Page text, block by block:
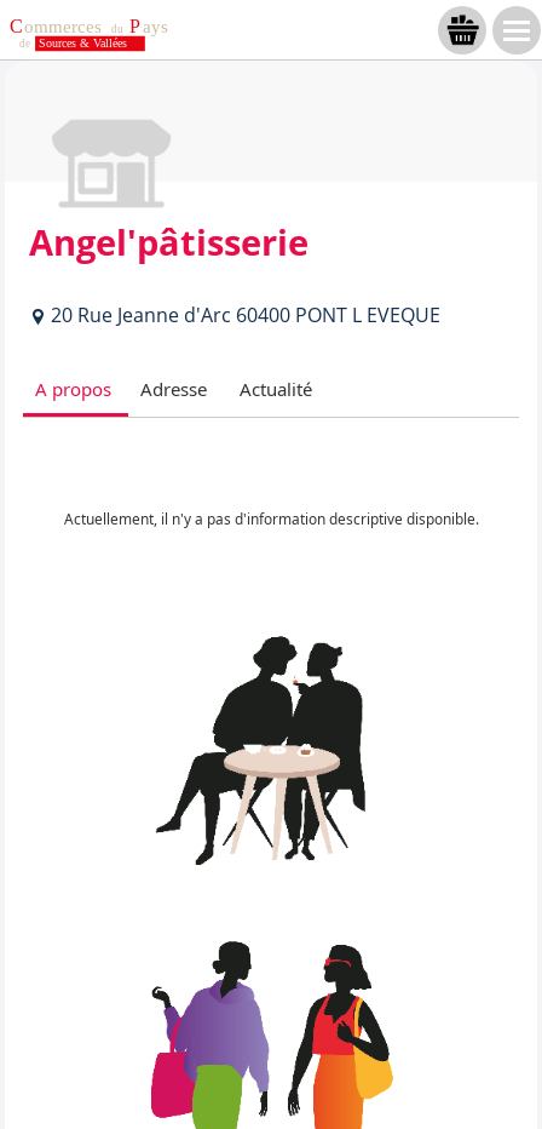
Angel'pâtisserie
20 Rue Jeanne d'Arc 60400 PONT L EVEQUE
A propos Adresse Actualité
Actuellement, il n'y a pas d'information descriptive disponible.